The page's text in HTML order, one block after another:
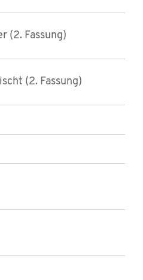
(2. Fassung)
(2. Fassung)